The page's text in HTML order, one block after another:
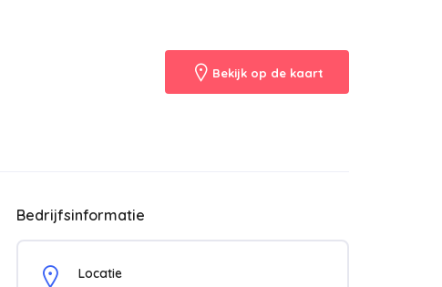
Bekijk op de kaart
Bedrijfsinformatie
Locatie